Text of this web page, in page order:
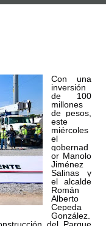
Con una
inversión
de 100
millones
de pesos,
este
miércoles
el
gobernad
or Manolo
Jiménez
Salinas y
el alcalde
Román
Alberto
Cepeda
González,